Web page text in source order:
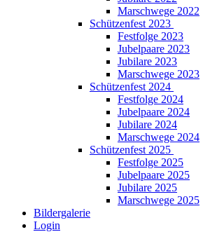
Marschwege 2022
Schützenfest 2023
Festfolge 2023
Jubelpaare 2023
Jubilare 2023
Marschwege 2023
Schützenfest 2024
Festfolge 2024
Jubelpaare 2024
Jubilare 2024
Marschwege 2024
Schützenfest 2025
Festfolge 2025
Jubelpaare 2025
Jubilare 2025
Marschwege 2025
Bildergalerie
Login